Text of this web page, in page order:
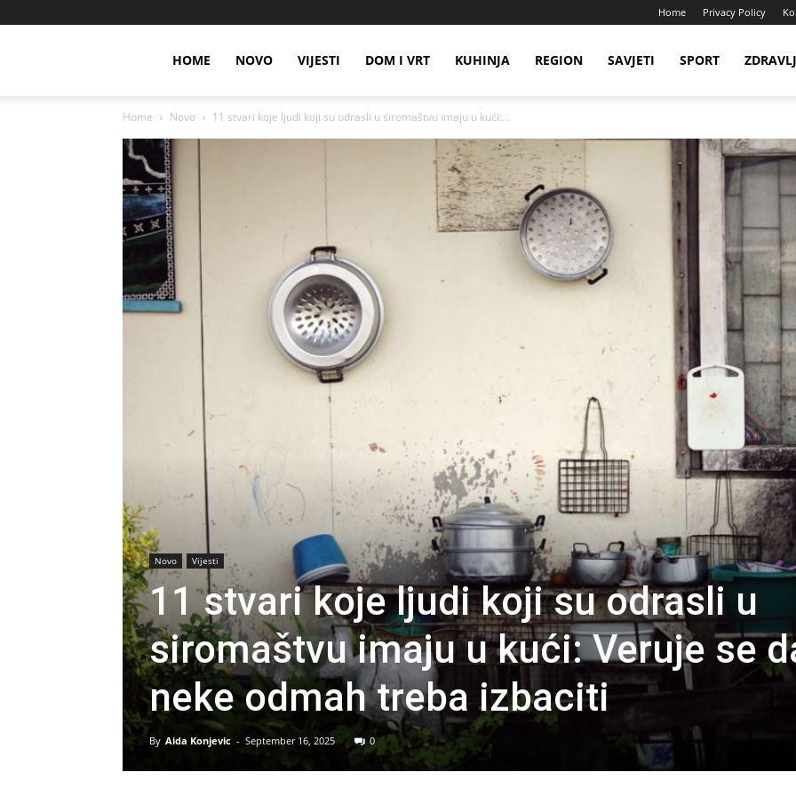
Home Privacy Policy
HOME NOVO VIJESTI DOM I VRT KUHINJA REGION SAVJETI SPORT
Home Novo 11 stvari koje ljudi koji su odrasli u siromaštvu imaju u kući:...
Novo Vijesti
11 stvari koje ljudi koji su odrasli u
siromaštvu imaju u kući: Veruje se
neke odmah treba izbaciti
By Aida Konjevic - September 16, 2025 0